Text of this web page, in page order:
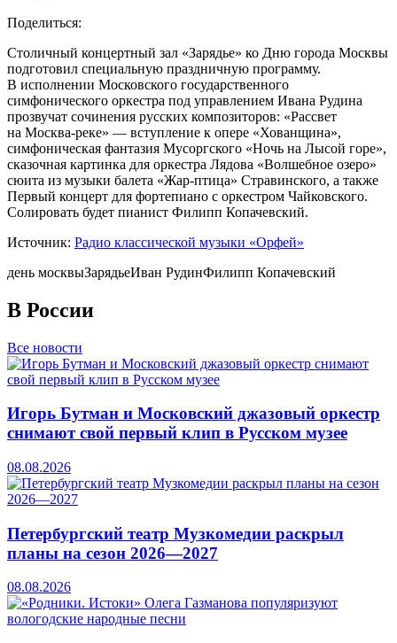
Поделиться:
Столичный концертный зал «Зарядье» ко Дню города Москвы
подготовил специальную праздничную программу.
В исполнении Московского государственного
симфонического оркестра под управлением Ивана Рудина
прозвучат сочинения русских композиторов: «Рассвет
на Москва-реке» — вступление к опере «Хованщина»,
симфоническая фантазия Мусоргского «Ночь на Лысой горе»,
сказочная картинка для оркестра Лядова «Волшебное озеро»
сюита из музыки балета «Жар-птица» Стравинского, а также
Первый концерт для фортепиано с оркестром Чайковского.
Солировать будет пианист Филипп Копачевский.
Источник: Радио классической музыки «Орфей»
день москвыЗарядьеИван РудинФилипп Копачевский
В России
Все новости
Игорь Бутман и Московский джазовый оркестр
снимают свой первый клип в Русском музее
08.08.2026
Петербургский театр Музкомедии раскрыл
планы на сезон 2026—2027
08.08.2026